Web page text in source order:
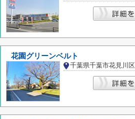
花園グリーンベルト